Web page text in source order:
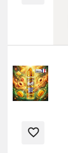
favorite_border